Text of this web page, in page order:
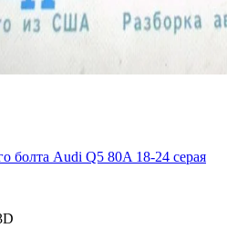
болта Audi Q5 80A 18-24 серая